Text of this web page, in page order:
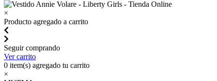
×
Producto agregado a carrito
Seguir comprando
Ver carrito
0 item(s) agregado tu carrito
×